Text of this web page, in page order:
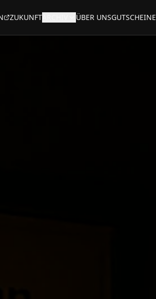
ZUKUNFTARCHIV ÜBER UNSGUTSCHEINE